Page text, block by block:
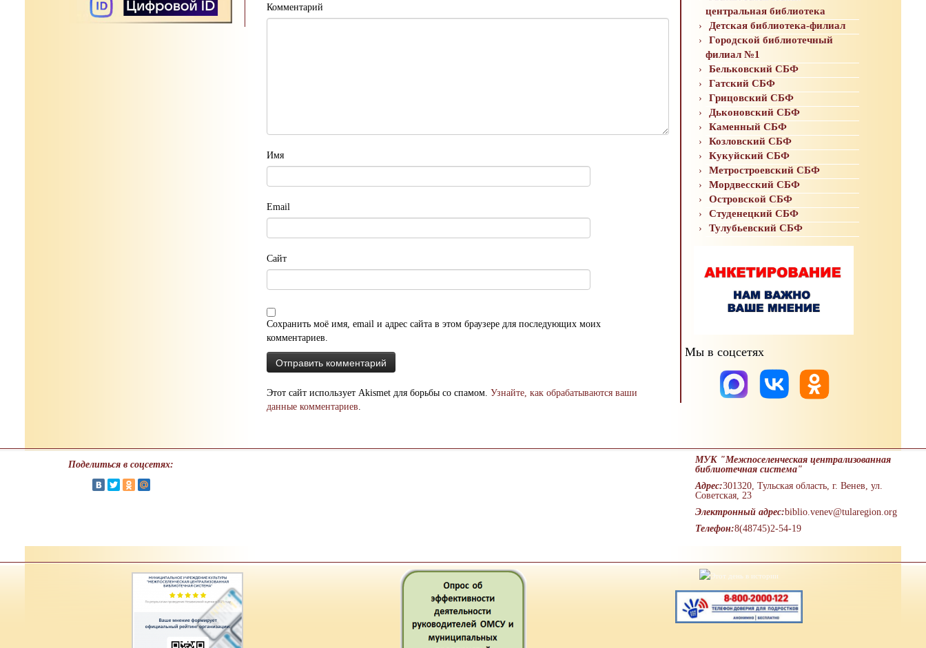
Комментарий
Имя
Email
Сайт
Сохранить моё имя, email и адрес сайта в этом браузере для последующих моих
комментариев.
Этот сайт использует Akismet для борьбы со спамом. Узнайте, как обрабатываются ваши
данные комментариев.
центральная библиотека
Детская библиотека-филиал
Городской библиотечный
филиал №1
Бельковский СБФ
Гатский СБФ
Грицовский СБФ
Дьконовский СБФ
Каменный СБФ
Козловский СБФ
Кукуйский СБФ
Метростроевский СБФ
Мордвесский СБФ
Островской СБФ
Студенецкий СБФ
Тулубьевский СБФ
Мы в соцсетях
Поделиться в соцсетях:
МУК "Межпоселенческая централизованная
библиотечная система"
Адрес:301320, Тульская область, г. Венев, ул.
Советская, 23
Электронный адрес:biblio.venev@tularegion.org
Телефон:8(48745)2-54-19